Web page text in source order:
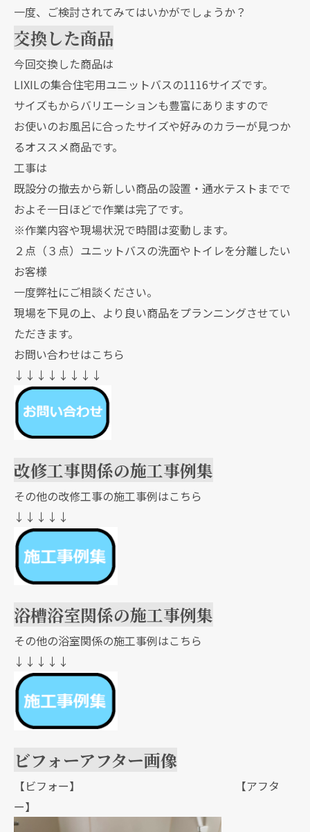
一度、ご検討されてみてはいかがでしょうか？
交換した商品
今回交換した商品は
LIXILの集合住宅用ユニットバスの1116サイズです。
サイズもからバリエーションも豊富にありますので
お使いのお風呂に合ったサイズや好みのカラーが見つか
るオススメ商品です。
工事は
既設分の撤去から新しい商品の設置・通水テストまでで
およそ一日ほどで作業は完了です。
※作業内容や現場状況で時間は変動します。
２点（３点）ユニットバスの洗面やトイレを分離したい
お客様
一度弊社にご相談ください。
現場を下見の上、より良い商品をプランニングさせてい
ただきます。
お問い合わせはこちら
↓↓↓↓↓↓↓↓
改修工事関係の施工事例集
その他の改修工事の施工事例はこちら
↓↓↓↓↓
浴槽浴室関係の施工事例集
その他の浴室関係の施工事例はこちら
↓↓↓↓↓
ビフォーアフター画像
【ビフォー】 【アフタ
ー】